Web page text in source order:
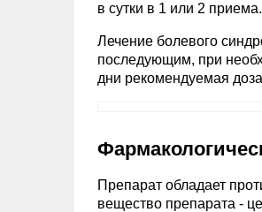
в сутки в 1 или 2
Лечение болевого
последующим, при
дни рекомендуемая
Препарат обладает
вещество препарата -